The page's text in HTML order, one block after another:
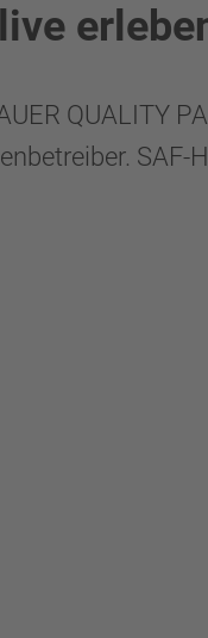
QUALITY